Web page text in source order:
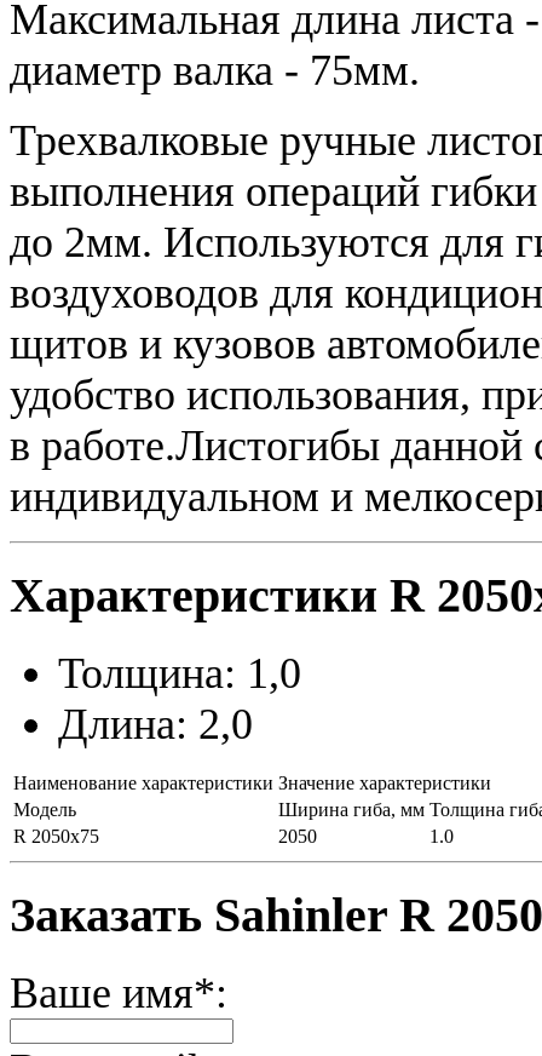
Максимальная длина
диаметр валка - 75мм.
Трехвалковые ручные
выполнения операций
до 2мм. Используются для
воздуховодов для
щитов и кузовов
удобство использования,
в работе.Листогибы данной
индивидуальном и
Характеристики R
Толщина: 1,0
Длина: 2,0
Наименование характеристики Значение характеристики
Модель
Ширина гиба, мм Толщина
R 2050x75
2050 1.0
Заказать Sahinler R
Ваше имя*: